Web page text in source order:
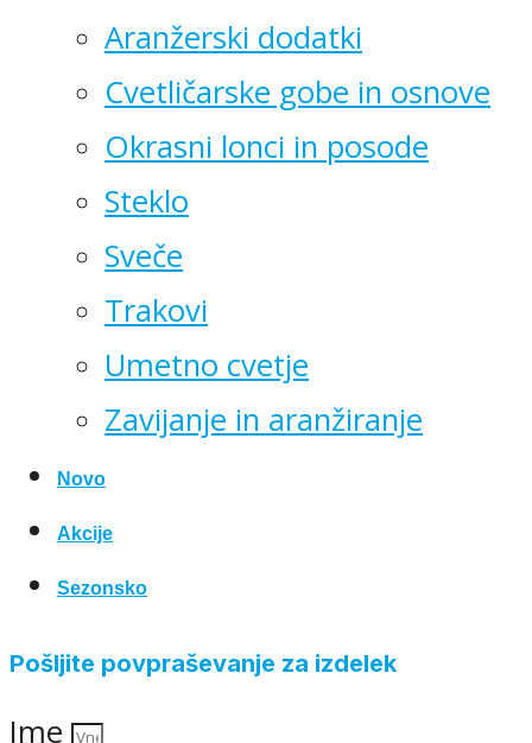
Aranžerski dodatki
Cvetličarske gobe in osnove
Okrasni lonci in posode
Steklo
Sveče
Trakovi
Umetno cvetje
Zavijanje in aranžiranje
Novo
Akcije
Sezonsko
Pošljite povpraševanje za izdelek
Ime